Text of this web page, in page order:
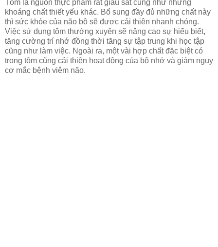
Tôm là nguồn thực phẩm rất giàu sắt cũng như những
khoáng chất thiết yếu khác. Bổ sung đầy đủ những chất này
thì sức khỏe của não bộ sẽ được cải thiện nhanh chóng.
Việc sử dụng tôm thường xuyên sẽ nâng cao sự hiểu biết,
tăng cường trí nhớ đồng thời tăng sự tập trung khi học tập
cũng như làm việc. Ngoài ra, một vài hợp chất đặc biệt có
trong tôm cũng cải thiện hoạt động của bộ nhớ và giảm nguy
cơ mắc bệnh viêm não.